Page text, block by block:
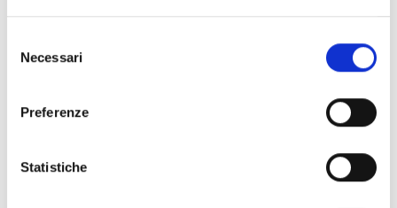
delNecessari
Preferenze
Statistiche
SEARCH
RECENT POSTS
Il parquet che valorizza gli spazi: il progetto per la nuova sede